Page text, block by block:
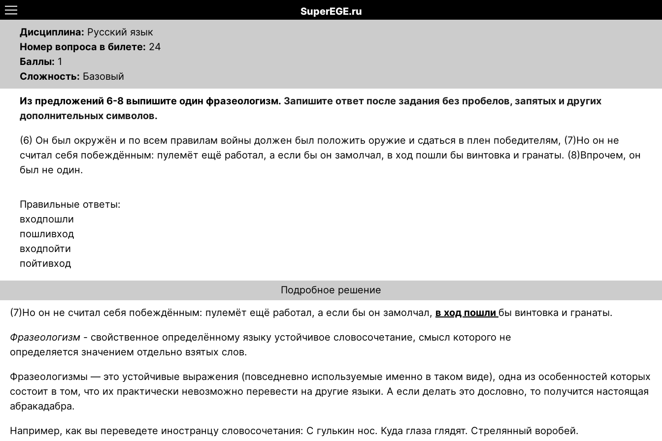
SuperEGE.ru
Дисциплина: Русский язык
Номер вопроса в билете: 24
Баллы: 1
Сложность: Базовый
Из предложений 6-8 выпишите один фразеологизм. Запишите ответ после задания без пробелов, запятых и других
дополнительных символов.
(6) Он был окружён и по всем правилам войны должен был положить оружие и сдаться в плен победителям, (7)Но он не
считал себя побеждённым: пулемёт ещё работал, а если бы он замолчал, в ход пошли бы винтовка и гранаты. (8)Впрочем, он
был не один.
Правильные ответы:
входпошли
пошливход
входпойти
пойтивход
Подробное решение
(7)Но он не считал себя побеждённым: пулемёт ещё работал, а если бы он замолчал, в ход пошли бы винтовка и гранаты.
Фразеологизм - свойственное определённому языку устойчивое словосочетание, смысл которого не
определяется значением отдельно взятых слов.
Фразеологизмы — это устойчивые выражения (повседневно используемые именно в таком виде), одна из особенностей которых
состоит в том, что их практически невозможно перевести на другие языки. А если делать это дословно, то получится настоящая
абракадабра.
Например, как вы переведете иностранцу словосочетания: С гулькин нос. Куда глаза глядят. Стрелянный воробей.